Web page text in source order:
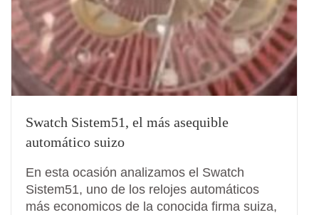
Swatch Sistem51, el más asequible
automático suizo
En esta ocasión analizamos el Swatch
Sistem51, uno de los relojes automáticos
más economicos de la conocida firma suiza,